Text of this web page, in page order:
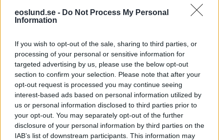
eoslund.se - Do Not Process My Personal
Information
If you wish to opt-out of the sale, sharing to third parties, or
processing of your personal or sensitive information for
targeted advertising by us, please use the below opt-out
section to confirm your selection. Please note that after your
opt-out request is processed you may continue seeing
interest-based ads based on personal information utilized by
us or personal information disclosed to third parties prior to
your opt-out. You may separately opt-out of the further
disclosure of your personal information by third parties on the
IAB’s list of downstream participants. This information may
ännu hellre i livet
”Det är roligt att vara framgångsrik sett till antalet
vinster och förluster. Men det är värderingarna vi
förmedlar via idrotten som kommer att ha en
bestående och positiv inverkan på de unga – långt
efter att vi coacher har tagit ut den sista
förstafemman. För när allt kommer omkring är
livets match den enda match som betyder något.
Och det är denna match vi inte har råd att förlora.”